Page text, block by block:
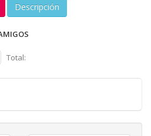
Descripción
Total: